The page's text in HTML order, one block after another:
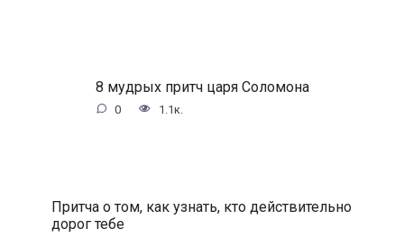
8 мудрых притч царя Соломона
0 1.1к.
Притча о том, как узнать, кто действительно
дорог тебе